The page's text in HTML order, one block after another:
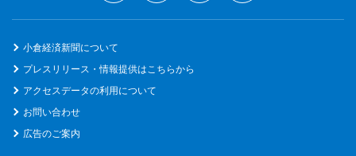
小倉経済新聞について
プレスリリース・情報提供はこちらから
アクセスデータの利用について
お問い合わせ
広告のご案内